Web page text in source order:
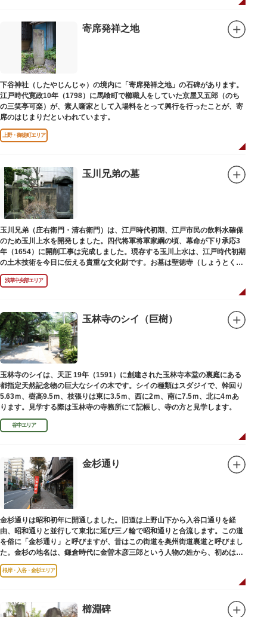
寄席発祥之地
下谷神社（したやじんじゃ）の境内に「寄席発祥之地」の石碑があります。
江戸時代寛政10年（1798）に馬喰町で櫛職人をしていた京屋又五郎（のち
の三笑亭可楽）が、素人噺家として入場料をとって興行を行ったことが、寄
席のはじまりだといわれています。
上野・御徒町エリア
玉川兄弟の墓
玉川兄弟（庄右衛門・清右衛門）は、江戸時代初期、江戸市民の飲料水確保
のため玉川上水を開発しました。四代将軍将軍家綱の頃、幕命が下り承応3
年（1654）に開削工事は完成しました。現存する玉川上水は、江戸時代初期
の土木技術を今日に伝える貴重な文化財です。お墓は聖徳寺（しょうとく
じ）にあります。
浅草中央部エリア
玉林寺のシイ（巨樹）
玉林寺のシイは、天正 19年（1591）に創建された玉林寺本堂の裏庭にある
都指定天然記念物の巨大なシイの木です。シイの種類はスダジイで、幹回り
5.63ｍ、樹高9.5ｍ、枝張りは東に3.5ｍ、西に2ｍ、南に7.5ｍ、北に4ｍあ
ります。見学する際は玉林寺の寺務所にて記帳し、寺の方と見学します。
谷中エリア
金杉通り
金杉通りは昭和初年に開通しました。旧道は上野山下から入谷口通りを経
由、昭和通りと並行して東北に延び三ノ輪で昭和通りと合流します。この道
を俗に「金杉通り」と呼びますが、昔はこの街道を奥州街道裏道と呼びまし
た。金杉の地名は、鎌倉時代に金曽木彦三郎という人物の姓から、初めは金
曽木、それが金杉に変わったものとされています。
根岸・入谷・金杉エリア
櫛淵碑